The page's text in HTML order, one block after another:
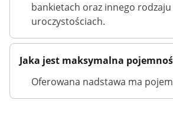
bankietach oraz innego rodzaju
uroczystościach.
Jaka jest maksymalna
Oferowana nadstawa ma